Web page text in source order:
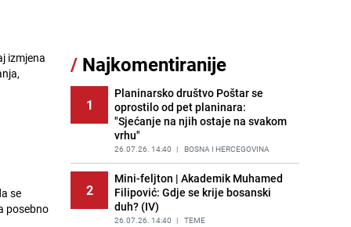
izmjena
se
posebno
11
Lažne novčanice preplavljuju
tržište: Ove eure najčešće
pokušavaju podvaliti
PRIJE OKO 23H SVIJET
Recept za brze uštipke: Ne upijaju
ulje i gotovi su za 30 minuta
PRIJE 1 DAN | RECEPTI
13
Imate tikvice i piletinu? Napravite
ovaj brzi ručak iz jedne tave
PRIJE 1 DAN | RECEPTI
/ Najkomentiranije
1
Planinarsko društvo Poštar se
oprostilo od pet planinara:
"Sjećanje na njih ostaje na svakom
vrhu"
26.07.26. 14:40 | BOSNA I HERCEGOVINA
2
Mini-feljton | Akademik Muhamed
Filipović: Gdje se krije bosanski
duh? (IV)
26.07.26. 14:40 | TEME